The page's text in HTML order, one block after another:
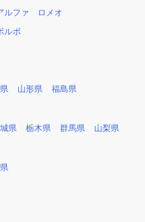
ルファ ロメオ
ルボ
山形県 福島県
県 栃木県 群馬県 山梨県